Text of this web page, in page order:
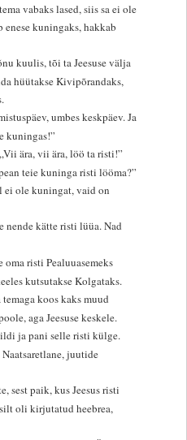
vabaks lased, siis sa ei ole
enese kuningaks, hakkab
kuulis, tõi ta Jeesuse välja
hüütakse Kivipõrandaks,
umbes keskpäev. Ja
kuningas!”
ära, vii ära, löö ta risti!”
teie kuninga risti lööma?”
ei ole kuningat, vaid on
nende kätte risti lüüa. Nad
risti Pealuuasemeks
kutsutakse Kolgataks.
koos kaks muud
aga Jeesuse keskele.
ja pani selle risti külge.
juutide
sest paik, kus Jeesus risti
oli kirjutatud heebrea,